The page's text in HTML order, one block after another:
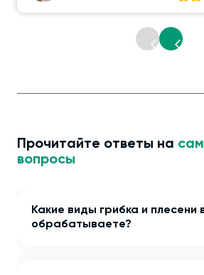
Прочитайте ответы на
вопросы
Какие виды грибка и плесени
обрабатываете?